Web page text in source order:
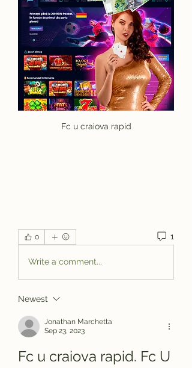
Fc u craiova rapid
0 1
Write a comment...
Newest
Jonathan Marchetta
Sep 23, 2023
Fc u craiova rapid. Fc U